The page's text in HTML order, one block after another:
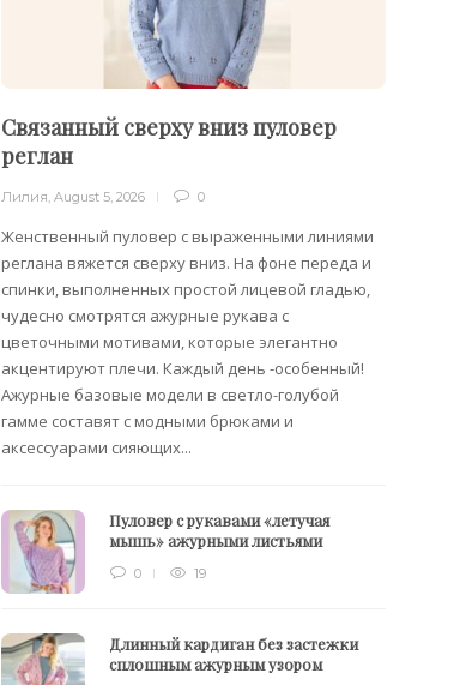
Связанный сверху вниз пуловер
реглан
Лилия ,August 5, 2026 0
Женственный пуловер с выраженными линиями
реглана вяжется сверху вниз. На фоне переда и
спинки, выполненных простой лицевой гладью,
чудесно смотрятся ажурные рукава с
цветочными мотивами, которые элегантно
акцентируют плечи. Каждый день -особенный!
Ажурные базовые модели в светло-голубой
гамме составят с модными брюками и
аксессуарами сияющих...
Пуловер с рукавами «летучая
мышь» ажурными листьями
0 19
Длинный кардиган без застежки
сплошным ажурным узором